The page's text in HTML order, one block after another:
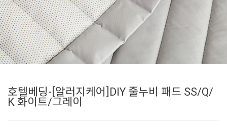
호텔베딩-[알러지케어]DIY 줄누비 패드 SS/Q/
K 화이트/그레이